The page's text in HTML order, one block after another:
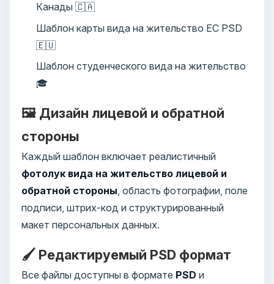
Канады 🇨🇦
Шаблон карты вида на жительство ЕС PSD
🇪🇺
Шаблон студенческого вида на жительство
🎓
🖼️ Дизайн лицевой и обратной
стороны
Каждый шаблон включает реалистичный
фотолук вида на жительство лицевой и
обратной стороны , область фотографии, поле
подписи, штрих-код и структурированный
макет персональных данных.
🖌️ Редактируемый PSD формат
Все файлы доступны в формате PSD и